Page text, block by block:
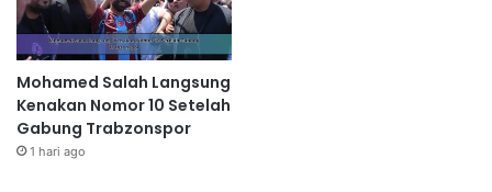
Mohamed Salah Langsung
Kenakan Nomor 10 Setelah
Gabung Trabzonspor
1 hari ago